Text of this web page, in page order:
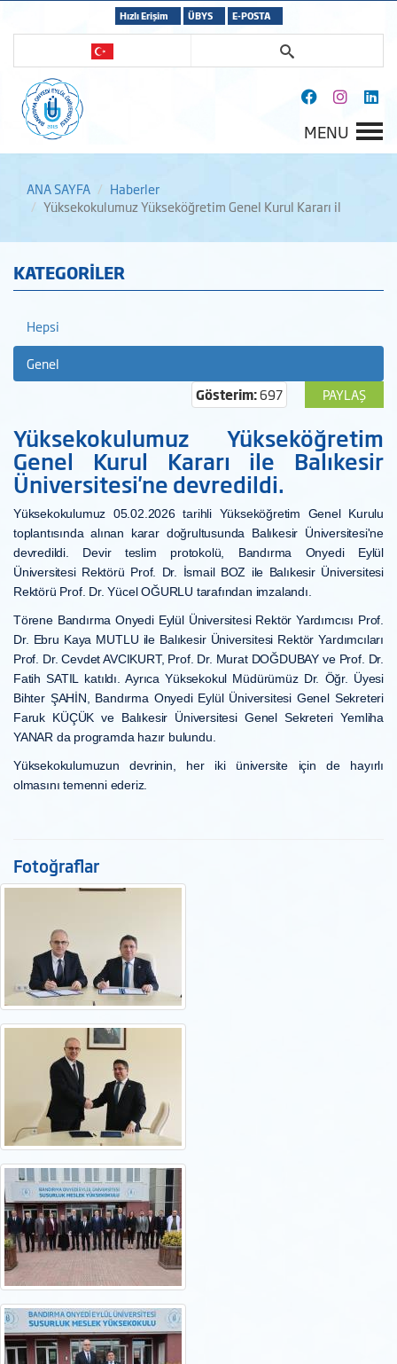
Hızlı Erişim ÜBYS E-POSTA
MENU
ANA SAYFA
Haberler
Yüksekokulumuz Yükseköğretim Genel Kurul Kararı il
KATEGORİLER
Hepsi
Genel
PAYLAŞ
Gösterim:697
Yüksekokulumuz Yükseköğretim
Genel Kurul Kararı ile Balıkesir
Üniversitesi'ne devredildi.
Yüksekokulumuz 05.02.2026 tarihli Yükseköğretim Genel Kurulu
toplantısında alınan karar doğrultusunda Balıkesir Üniversitesi'ne
devredildi. Devir teslim protokolü, Bandırma Onyedi Eylül
Üniversitesi Rektörü Prof. Dr. İsmail BOZ ile Balıkesir Üniversitesi
Rektörü Prof. Dr. Yücel OĞURLU tarafından imzalandı.
Törene Bandırma Onyedi Eylül Üniversitesi Rektör Yardımcısı Prof.
Dr. Ebru Kaya MUTLU ile Balıkesir Üniversitesi Rektör Yardımcıları
Prof. Dr. Cevdet AVCIKURT, Prof. Dr. Murat DOĞDUBAY ve Prof. Dr.
Fatih SATIL katıldı. Ayrıca Yüksekokul Müdürümüz Dr. Öğr. Üyesi
Bihter ŞAHİN, Bandırma Onyedi Eylül Üniversitesi Genel Sekreteri
Faruk KÜÇÜK ve Balıkesir Üniversitesi Genel Sekreteri Yemliha
YANAR da programda hazır bulundu.
Yüksekokulumuzun devrinin, her iki üniversite için de hayırlı
olmasını temenni ederiz.
Fotoğraflar